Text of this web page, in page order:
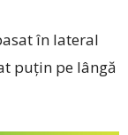
în lateral
puțin pe lângă